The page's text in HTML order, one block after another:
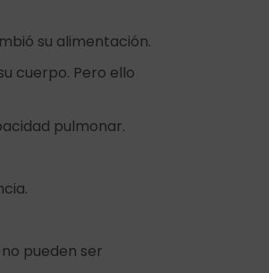
su alimentación.
cuerpo. Pero ello
pulmonar.
pueden ser